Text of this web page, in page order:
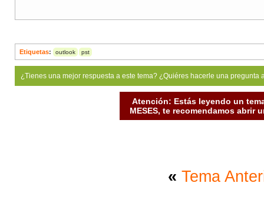
Etiquetas: outlook pst
¿Tienes una mejor respuesta a este tema? ¿Quiéres hacerle una
Atención: Estás leyendo un
MESES, te recomendamos abrir
« Tema